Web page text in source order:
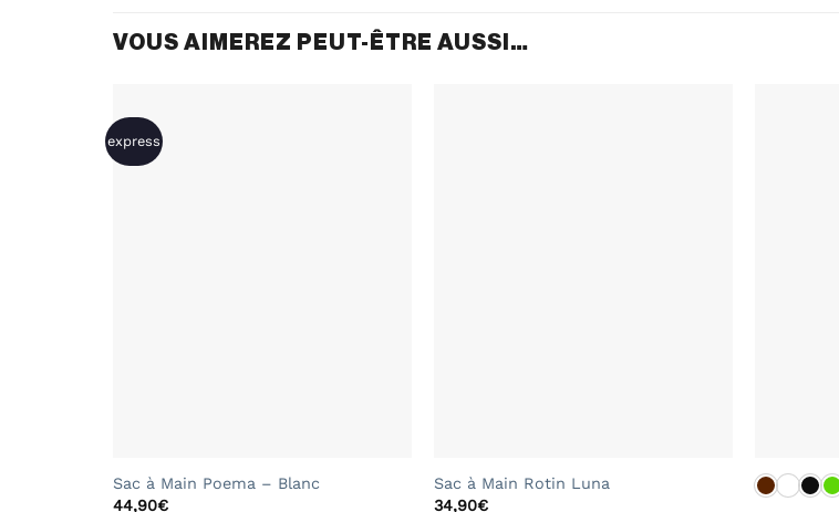
VOUS AIMEREZ PEUT-ÊTRE AUSSI…
express
Sac à Main Poema – Blanc
44,90€
Sac à Main Rotin Luna
34,90€